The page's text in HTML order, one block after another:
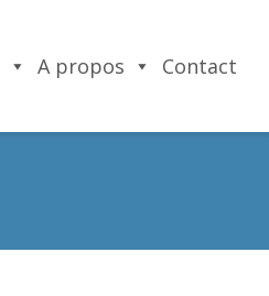
A propos Contact